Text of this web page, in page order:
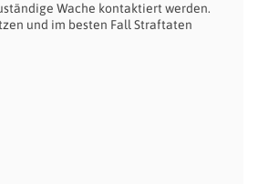
Wache kontaktiert werden.
und im besten Fall Straftaten